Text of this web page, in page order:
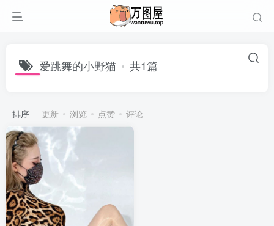
爱跳舞的小野猫 共1篇
排序 更新 浏览 点赞 评论